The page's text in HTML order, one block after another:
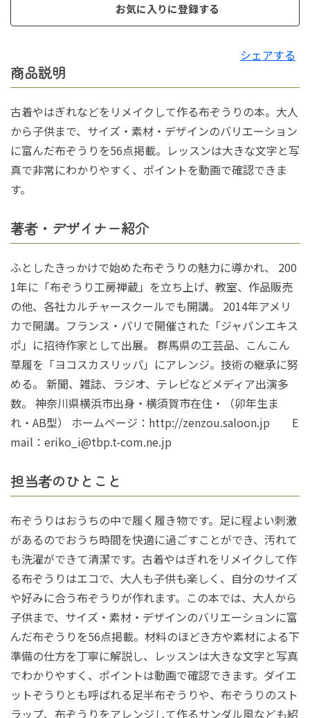
お気に入りに登録する
シェアする
商品説明
古着やはぎれなどをリメイクして作る布ぞうりの本。大人
から子供まで、サイズ・素材・デザインのバリエーション
に富んだ布ぞうりを56点掲載。レッスンは大きな文字と写
真で非常にわかりやすく、ポイントを動画で確認できま
す。
著者・デザイナー紹介
ふとしたきっかけで始めた布ぞうりの魅力に導かれ、 200
1年に「布ぞうり工房禅蔵」を立ち上げ、教室、作品販売
の他、各社カルチャースクールでも開講。 2014年アメリ
カで開講。フランス・パリで開催された「ジャパンエキス
ポ」に招待作家として出展。 群馬県の工芸品、こんこん
草履を「ヨコスカスリッパ」にアレンジ。技術の継承に努
める。 新聞、雑誌、ラジオ、テレビなどメディア出演多
数。 神奈川県横浜市出身・横須賀市在住・（卯年生ま
れ・AB型） ホームページ：http://zenzou.saloon.jp E
mail：eriko_i@tbp.t-com.ne.jp
担当者のひとこと
布ぞうりはおうちの中で履く履き物です。足に程よい刺激
があるのでおうち時間を快適に過ごすことができ、汚れて
も洗濯ができて清潔です。古着やはぎれをリメイクして作
る布ぞうりはエコで、大人も子供も楽しく、自分のサイズ
や好みに合う布ぞうりが作れます。この本では、大人から
子供まで、サイズ・素材・デザインのバリエーションに富
んだ布ぞうりを56点掲載。材料のほどき方や素材による下
準備の仕方を丁寧に解説し、レッスンは大きな文字と写真
でわかりやすく、ポイントは動画で確認できます。ダイエ
ットぞうりとも呼ばれる足半布ぞうりや、布ぞうりのスト
ラップ、布ぞうりをアレンジして作るサンダル風なども紹